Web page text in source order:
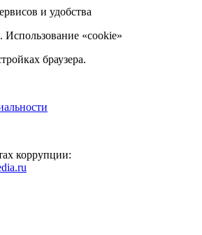
и удобства
Использование «cookie»
браузера.
коррупции: